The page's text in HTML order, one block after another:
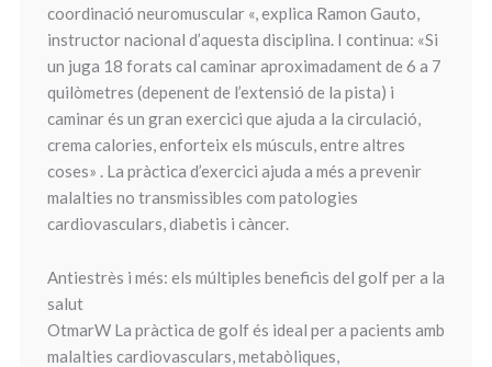
coordinació neuromuscular «, explica Ramon Gauto,
instructor nacional d’aquesta disciplina. I continua: «Si
un juga 18 forats cal caminar aproximadament de 6 a 7
quilòmetres (depenent de l’extensió de la pista) i
caminar és un gran exercici que ajuda a la circulació,
crema calories, enforteix els músculs, entre altres
coses» . La pràctica d’exercici ajuda a més a prevenir
malalties no transmissibles com patologies
cardiovasculars, diabetis i càncer.
Antiestrès i més: els múltiples beneficis del golf per a la
salut
OtmarW La pràctica de golf és ideal per a pacients amb
malalties cardiovasculars, metabòliques,